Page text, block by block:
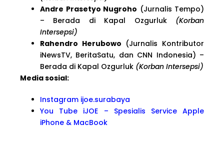
Andre Prasetyo Nugroho (Jurnalis Tempo)
– Berada di Kapal Ozgurluk (Korban
Intersepsi)
Rahendro Herubowo (Jurnalis Kontributor
iNewsTV, BeritaSatu, dan CNN Indonesia) –
Berada di Kapal Ozgurluk (Korban Intersepsi)
Media sosial:
Instagram ijoe.surabaya
You Tube iJOE – Spesialis Service Apple
iPhone & MacBook